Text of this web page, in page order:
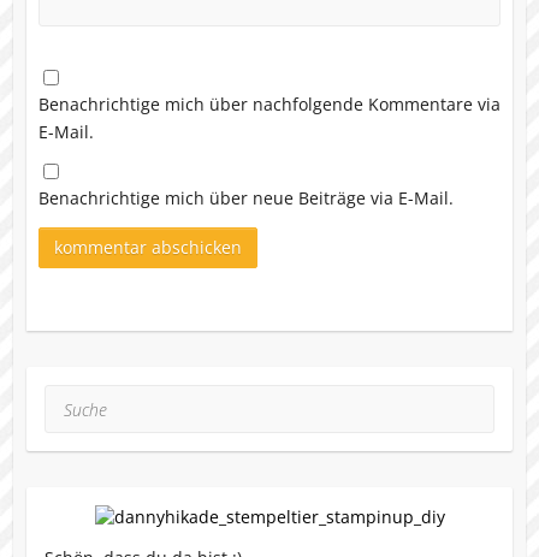
Benachrichtige mich über nachfolgende Kommentare via
E-Mail.
Benachrichtige mich über neue Beiträge via E-Mail.